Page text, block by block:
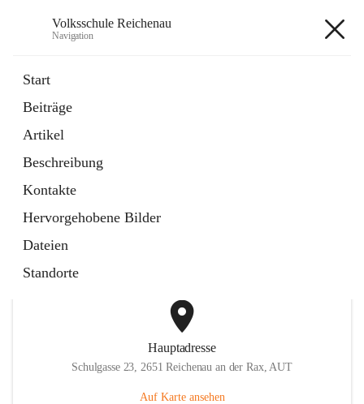
Volksschule Reichenau
Navigation
Start
Beiträge
Artikel
Beschreibung
Kontakte
Hervorgehobene Bilder
Dateien
Standorte
Externe Webseite
in
Tab
Toni Klix Maustraining
Externe Webseite
öffnet
in
neuem
Tab
Hauptadresse
Schulgasse 23, 2651 Reichenau an der Rax, AUT
Auf Karte ansehen